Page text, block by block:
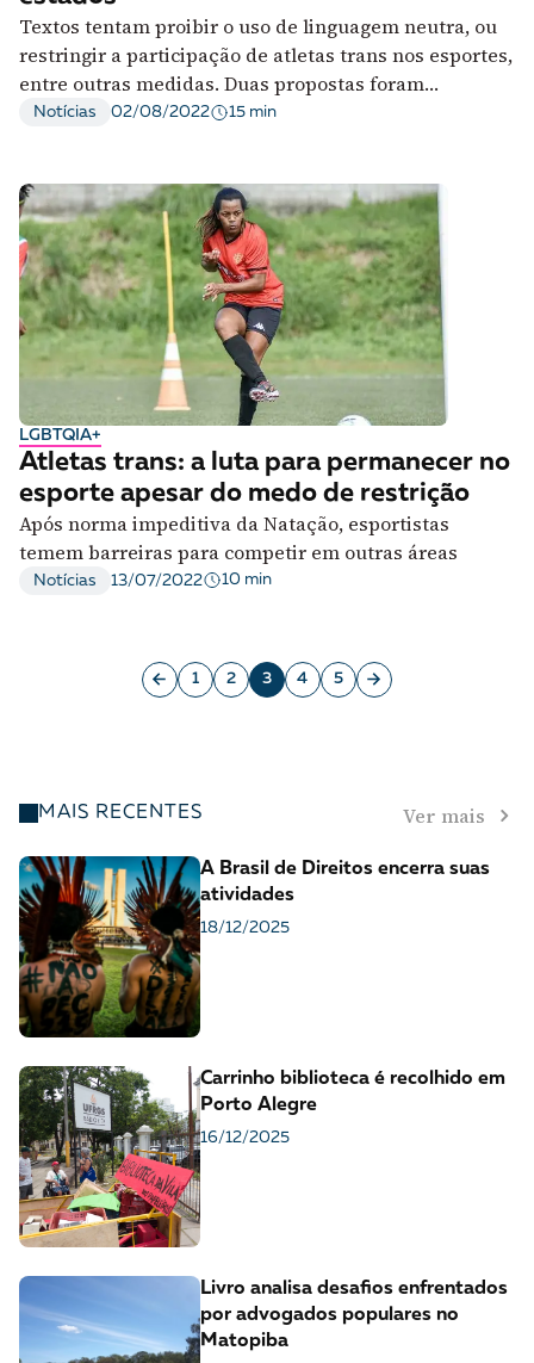
Textos tentam proibir o uso de linguagem neutra, ou
restringir a participação de atletas trans nos esportes,
entre outras medidas. Duas propostas foram
aprovadas
Notícias 02/08/2022 15 min
LGBTQIA+
Atletas trans: a luta para permanecer no
esporte apesar do medo de restrição
Após norma impeditiva da Natação, esportistas
temem barreiras para competir em outras áreas
Notícias 13/07/2022 10 min
MAIS RECENTES Ver mais
A Brasil de Direitos encerra suas
atividades
18/12/2025
Carrinho biblioteca é recolhido em
Porto Alegre
16/12/2025
Livro analisa desafios enfrentados
por advogados populares no
Matopiba
1 2 3 4 5